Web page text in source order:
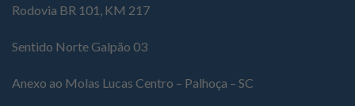
Rodovia BR 101, KM 217
Sentido Norte Galpão 03
Anexo ao Molas Lucas Centro – Palhoça – SC